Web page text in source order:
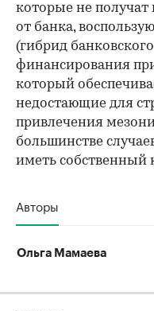
которые не
от банка,
(гибрид
финансирования
который
недостающие для
привлечения
большинстве
иметь собственный
Авторы
Ольга Мамаева